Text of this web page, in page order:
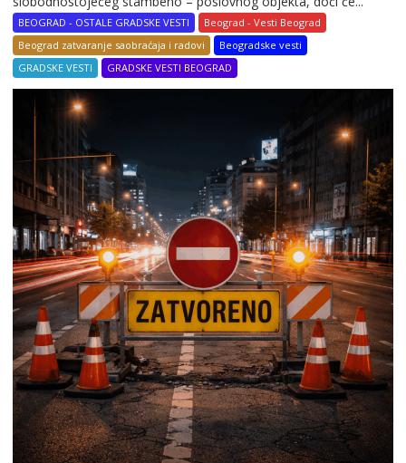
BEOGRAD - OSTALE GRADSKE VESTI
Beograd - Vesti Beograd
Beograd zatvaranje saobraćaja i radovi
Beogradske vesti
GRADSKE VESTI
GRADSKE VESTI BEOGRAD